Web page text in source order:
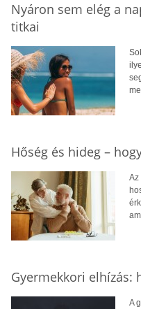
Nyáron sem elég a
titkai
Hőség és hideg –
Az
Gyermekkori elhízás:
A